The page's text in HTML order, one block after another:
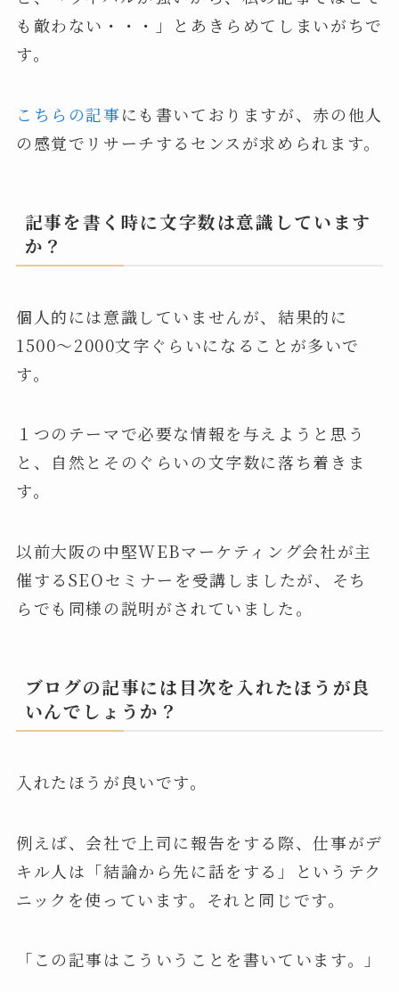
も敵わない・・・」とあきらめてしまいがちで
す。
こちらの記事にも書いておりますが、赤の他人
の感覚でリサーチするセンスが求められます。
記事を書く時に文字数は意識しています
か？
個人的には意識していませんが、結果的に
1500～2000文字ぐらいになることが多いで
す。
１つのテーマで必要な情報を与えようと思う
と、自然とそのぐらいの文字数に落ち着きま
す。
以前大阪の中堅WEBマーケティング会社が主
催するSEOセミナーを受講しましたが、そち
らでも同様の説明がされていました。
ブログの記事には目次を入れたほうが良
いんでしょうか？
入れたほうが良いです。
例えば、会社で上司に報告をする際、仕事がデ
キル人は「結論から先に話をする」というテク
ニックを使っています。それと同じです。
「この記事はこういうことを書いています。」